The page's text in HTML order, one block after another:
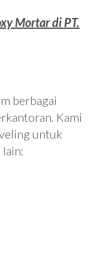
Mortar di PT.
berbagai
Kami
untuk